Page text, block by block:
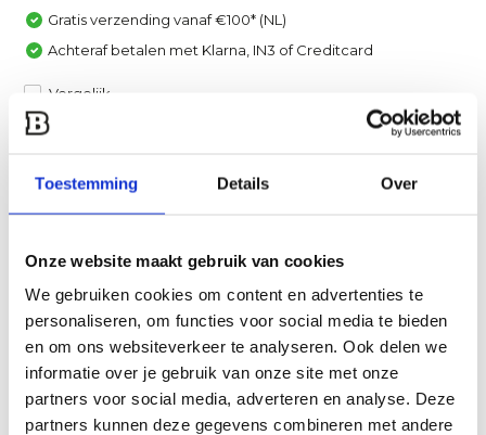
Toestemming Details Over
Onze website maakt gebruik van cookies
We gebruiken cookies om content en advertenties te
personaliseren, om functies voor social media te bieden
en om ons websiteverkeer te analyseren. Ook delen we
informatie over je gebruik van onze site met onze
partners voor social media, adverteren en analyse. Deze
partners kunnen deze gegevens combineren met andere
Gratis verzending vanaf €100* (NL)
Achteraf betalen met Klarna, IN3 of Creditcard
Vergelijk
Een van onze specialisten helpt je graag verder!
Stuur ons een mail
Productomschrijving
Specificaties
Reviews